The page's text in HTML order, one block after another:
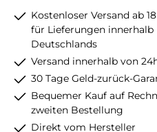
Kostenloser Versand ab
für Lieferungen innerhalb
Deutschlands
Versand innerhalb von
30 Tage Geld-zurück-
Bequemer Kauf auf
zweiten Bestellung
Direkt vom Hersteller